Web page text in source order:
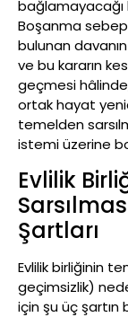
bağlamayacağı
Boşanma
bulunan
ve bu kararın
geçmesi
ortak hayat
temelden
istemi üzerine
Evlilik
Şartları
Evlilik birliğinin
geçimsizlik)
için şu üç şartın